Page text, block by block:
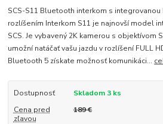
SCS-S11 Bluetooth interkom s integrovanou
rozlíšením Interkom S11 je najnovší model
SCS. Je vybavený 2K kamerou s objektívom
umožní natáčať vašu jazdu v rozlíšení FULL
Bluetooth 5 získate možnosť komunikáci...
Dostupnosť
Skladom 3 ks
Cena pred
zľavou
189 €